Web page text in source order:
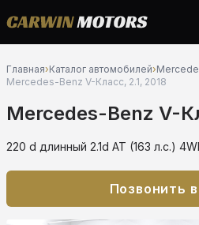
Главная›Каталог автомобилей›
Mercedes-Benz V-Класс, 2.1, 2018
Mercedes-Benz V-
220 d длинный 2.1d AT (163 л.с.)
Позвонить